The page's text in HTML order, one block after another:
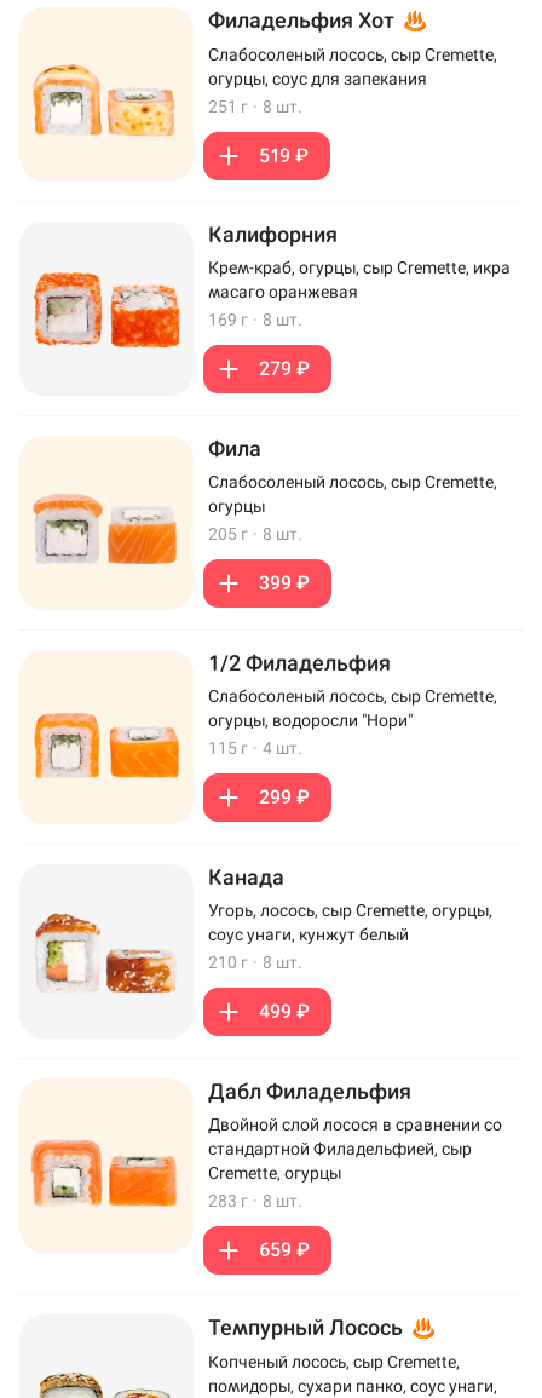
Филадельфия Хот
Слабосоленый лосось, сыр Cremette,
огурцы, соус для запекания
251 г · 8 шт.
519 ₽
Калифорния
Крем-краб, огурцы, сыр Cremette, икра
масаго оранжевая
169 г · 8 шт.
279 ₽
Фила
Слабосоленый лосось, сыр Cremette,
огурцы
205 г · 8 шт.
399 ₽
1/2 Филадельфия
Слабосоленый лосось, сыр Cremette,
огурцы, водоросли "Нори"
115 г · 4 шт.
299 ₽
Канада
Угорь, лосось, сыр Cremette, огурцы,
соус унаги, кунжут белый
210 г · 8 шт.
499 ₽
Дабл Филадельфия
Двойной слой лосося в сравнении со
стандартной Филадельфией, сыр
Cremette, огурцы
283 г · 8 шт.
659 ₽
Темпурный Лосось
Копченый лосось, сыр Cremette,
помидоры, сухари панко, соус унаги,